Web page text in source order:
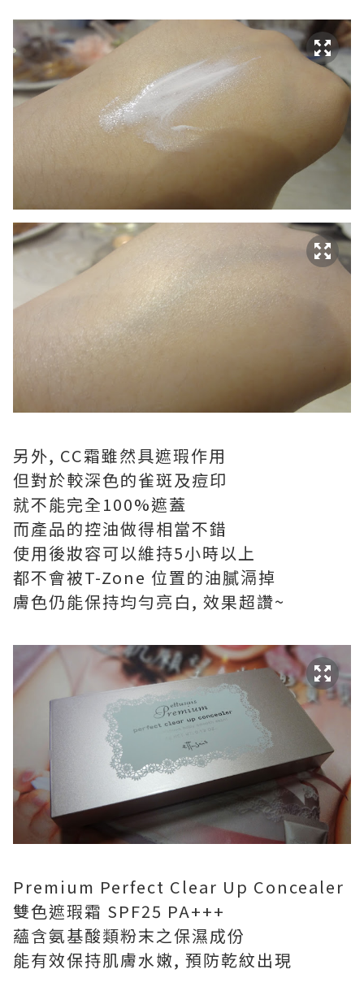
另外, CC霜雖然具遮瑕作用
但對於較深色的雀斑及痘印
就不能完全100%遮蓋
而產品的控油做得相當不錯
使用後妝容可以維持5小時以上
都不會被T-Zone 位置的油膩滆掉
膚色仍能保持均勻亮白, 效果超讚~
Premium Perfect Clear Up Concealer
雙色遮瑕霜 SPF25 PA+++
蘊含氨基酸類粉末之保濕成份
能有效保持肌膚水嫩, 預防乾紋出現